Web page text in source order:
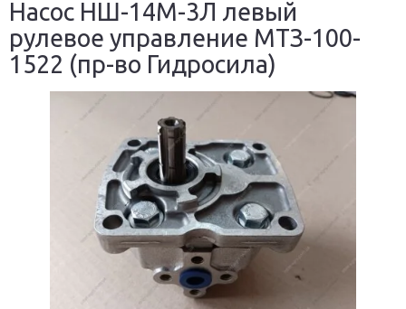
Насос НШ-14М-3Л левый
рулевое управление МТЗ-100-
1522 (пр-во Гидросила)